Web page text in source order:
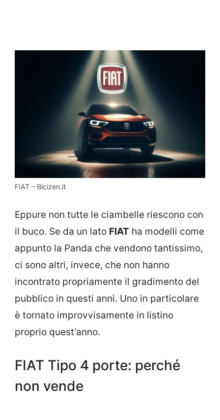
FIAT – Bicizen.it
Eppure non tutte le ciambelle riescono con
il buco. Se da un lato FIAT ha modelli come
appunto la Panda che vendono tantissimo,
ci sono altri, invece, che non hanno
incontrato propriamente il gradimento del
pubblico in questi anni. Uno in particolare
è tornato improvvisamente in listino
proprio quest’anno.
FIAT Tipo 4 porte: perché
non vende